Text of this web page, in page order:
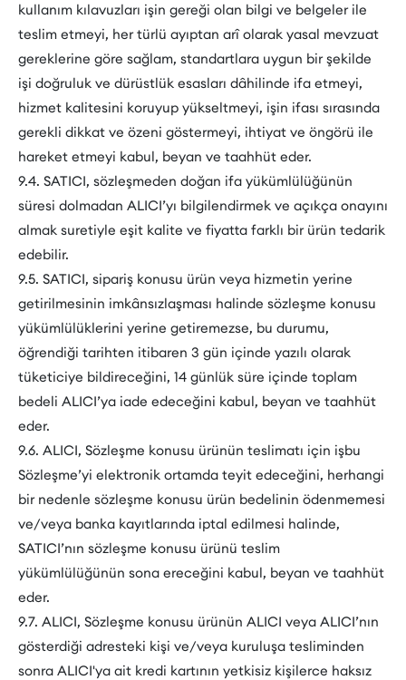
kullanım kılavuzları işin gereği olan bilgi ve belgeler ile
teslim etmeyi, her türlü ayıptan arî olarak yasal mevzuat
gereklerine göre sağlam, standartlara uygun bir şekilde
işi doğruluk ve dürüstlük esasları dâhilinde ifa etmeyi,
hizmet kalitesini koruyup yükseltmeyi, işin ifası sırasında
gerekli dikkat ve özeni göstermeyi, ihtiyat ve öngörü ile
hareket etmeyi kabul, beyan ve taahhüt eder.
9.4. SATICI, sözleşmeden doğan ifa yükümlülüğünün
süresi dolmadan ALICI’yı bilgilendirmek ve açıkça onayını
almak suretiyle eşit kalite ve fiyatta farklı bir ürün tedarik
edebilir.
9.5. SATICI, sipariş konusu ürün veya hizmetin yerine
getirilmesinin imkânsızlaşması halinde sözleşme konusu
yükümlülüklerini yerine getiremezse, bu durumu,
öğrendiği tarihten itibaren 3 gün içinde yazılı olarak
tüketiciye bildireceğini, 14 günlük süre içinde toplam
bedeli ALICI’ya iade edeceğini kabul, beyan ve taahhüt
eder.
9.6. ALICI, Sözleşme konusu ürünün teslimatı için işbu
Sözleşme’yi elektronik ortamda teyit edeceğini, herhangi
bir nedenle sözleşme konusu ürün bedelinin ödenmemesi
ve/veya banka kayıtlarında iptal edilmesi halinde,
SATICI’nın sözleşme konusu ürünü teslim
yükümlülüğünün sona ereceğini kabul, beyan ve taahhüt
eder.
9.7. ALICI, Sözleşme konusu ürünün ALICI veya ALICI’nın
gösterdiği adresteki kişi ve/veya kuruluşa tesliminden
sonra ALICI'ya ait kredi kartının yetkisiz kişilerce haksız